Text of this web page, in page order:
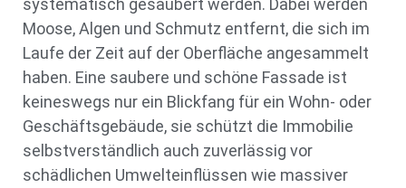
systematisch gesäubert werden. Dabei werden
Moose, Algen und Schmutz entfernt, die sich im
Laufe der Zeit auf der Oberfläche angesammelt
haben. Eine saubere und schöne Fassade ist
keineswegs nur ein Blickfang für ein Wohn- oder
Geschäftsgebäude, sie schützt die Immobilie
selbstverständlich auch zuverlässig vor
schädlichen Umwelteinflüssen wie massiver